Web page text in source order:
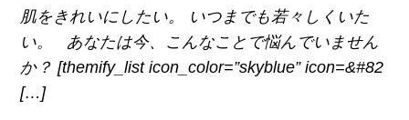
肌をきれいにしたい。 いつまでも若々しくいた
い。 あなたは今、こんなことで悩んでいません
か？ [themify_list icon_color=”skyblue” icon=&#82
[…]